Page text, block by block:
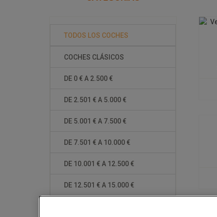
TODOS LOS COCHES
COCHES CLÁSICOS
DE 0 € A 2.500 €
DE 2.501 € A 5.000 €
DE 5.001 € A 7.500 €
DE 7.501 € A 10.000 €
DE 10.001 € A 12.500 €
DE 12.501 € A 15.000 €